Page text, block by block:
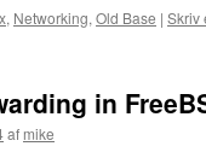
, Networking, Old Base | Skriv
in
af mike